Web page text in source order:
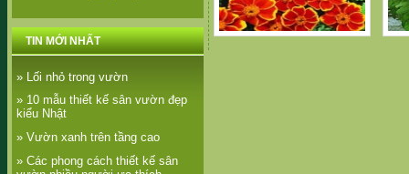
TIN MỚI NHẤT
» Lối nhỏ trong vườn
» 10 mẫu thiết kế sân vườn đẹp
kiểu Nhật
» Vườn xanh trên tầng cao
» Các phong cách thiết kế sân
Vạn Thọ Pháp